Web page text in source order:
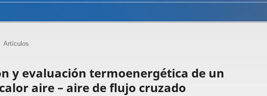
Artículos
y evaluación termoenergética de un
aire – aire de flujo cruzado